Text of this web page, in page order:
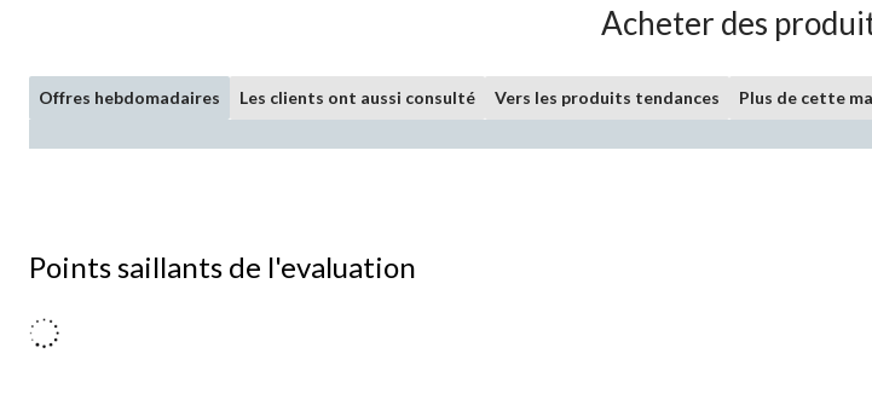
Acheter des
Offres hebdomadaires Les clients ont aussi consulté Vers les produits tendances Plus de cette
Points saillants de l'evaluation